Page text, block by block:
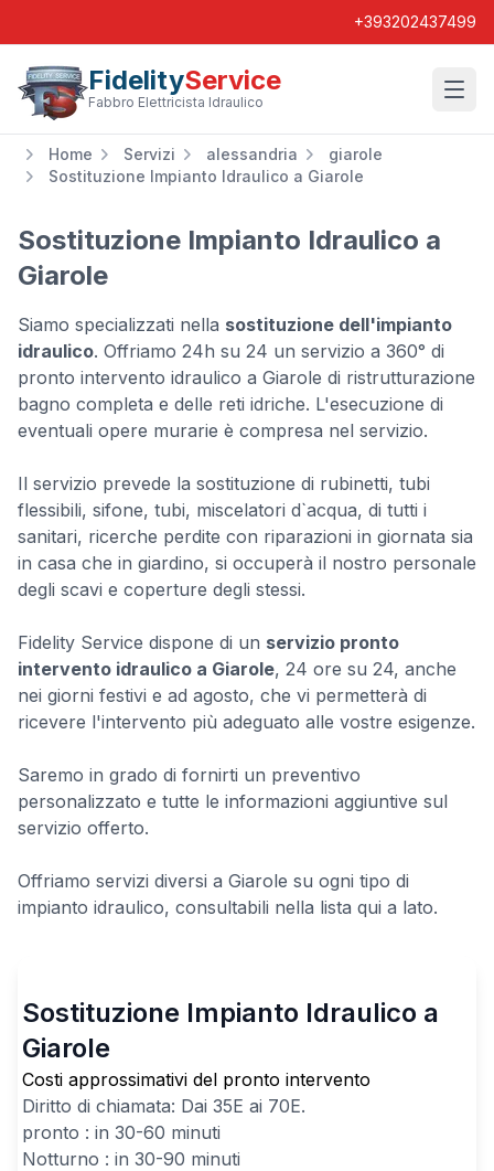
+393202437499
FidelityService
Fabbro Elettricista Idraulico
Home Servizi alessandria
giarole
Sostituzione Impianto Idraulico a Giarole
Sostituzione Impianto Idraulico a
Giarole
Siamo specializzati nella sostituzione dell'impianto
idraulico. Offriamo 24h su 24 un servizio a 360° di
pronto intervento idraulico a Giarole di ristrutturazione
bagno completa e delle reti idriche. L'esecuzione di
eventuali opere murarie è compresa nel servizio.
Il servizio prevede la sostituzione di rubinetti, tubi
flessibili, sifone, tubi, miscelatori d`acqua, di tutti i
sanitari, ricerche perdite con riparazioni in giornata sia
in casa che in giardino, si occuperà il nostro personale
degli scavi e coperture degli stessi.
Fidelity Service dispone di un servizio pronto
intervento idraulico a Giarole, 24 ore su 24, anche
nei giorni festivi e ad agosto, che vi permetterà di
ricevere l'intervento più adeguato alle vostre esigenze.
Saremo in grado di fornirti un preventivo
personalizzato e tutte le informazioni aggiuntive sul
servizio offerto.
Offriamo servizi diversi a Giarole su ogni tipo di
impianto idraulico, consultabili nella lista qui a lato.
Sostituzione Impianto Idraulico a
Giarole
Costi approssimativi del pronto intervento
Diritto di chiamata: Dai 35E ai 70E.
pronto : in 30-60 minuti
Notturno : in 30-90 minuti